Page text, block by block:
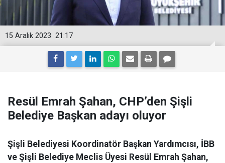
21:17
15 Aralık 2023
Resül Emrah Şahan, CHP’den Şişli
Belediye Başkan adayı oluyor
Şişli Belediyesi Koordinatör Başkan Yardımcısı, İBB
ve Şişli Belediye Meclis Üyesi Resül Emrah Şahan,